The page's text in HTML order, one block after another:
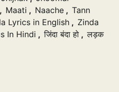
, Maati , Naache , Tann
Lyrics in English , Zinda
In Hindi , जिंदा बंदा हो , लड़क